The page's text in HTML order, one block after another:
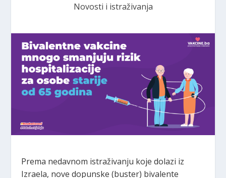
Novosti i istraživanja
Prema nedavnom istraživanju koje dolazi iz
Izraela, nove dopunske (buster) bivalente